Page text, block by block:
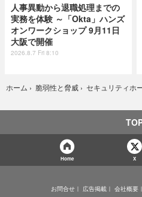
人事異動から退職処理までの
実務を体験 ～「Okta」ハンズ
オンワークショップ 9月11日
大阪で開催
2026.8.7 Fri 8:10
ホーム › 脆弱性と脅威 › セキュリティホ
Home X
お問合せ 広告掲載 会社概要